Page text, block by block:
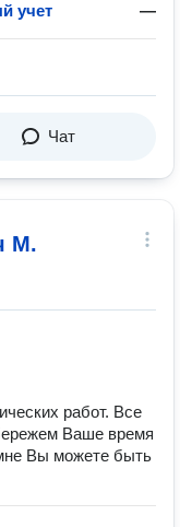
учет —
Чат
М.
работ. Все
Ваше время
Вы можете быть